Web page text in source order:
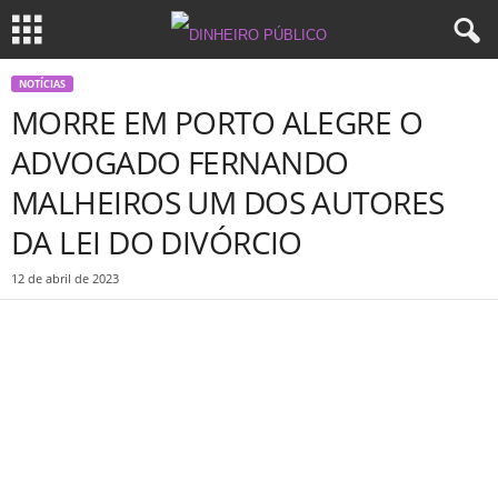
NOTÍCIAS
MORRE EM PORTO ALEGRE O
ADVOGADO FERNANDO
MALHEIROS UM DOS AUTORES
DA LEI DO DIVÓRCIO
12 de abril de 2023